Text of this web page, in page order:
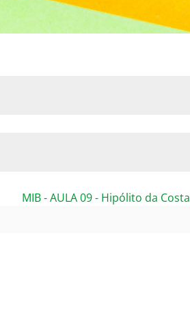
MIB - AULA 09 - Hipólito da Costa